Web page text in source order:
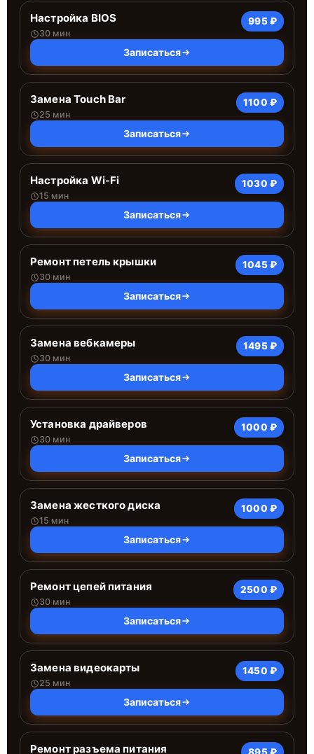
Настройка BIOS
30 мин
995 ₽
Записаться
Замена Touch Bar
25 мин
1100 ₽
Записаться
Настройка Wi-Fi
15 мин
1030 ₽
Записаться
Ремонт петель крышки
30 мин
1045 ₽
Записаться
Замена вебкамеры
30 мин
1495 ₽
Записаться
Установка драйверов
30 мин
1000 ₽
Записаться
Замена жесткого диска
15 мин
1000 ₽
Записаться
Ремонт цепей питания
30 мин
2500 ₽
Записаться
Замена видеокарты
25 мин
1450 ₽
Записаться
Ремонт разъема питания